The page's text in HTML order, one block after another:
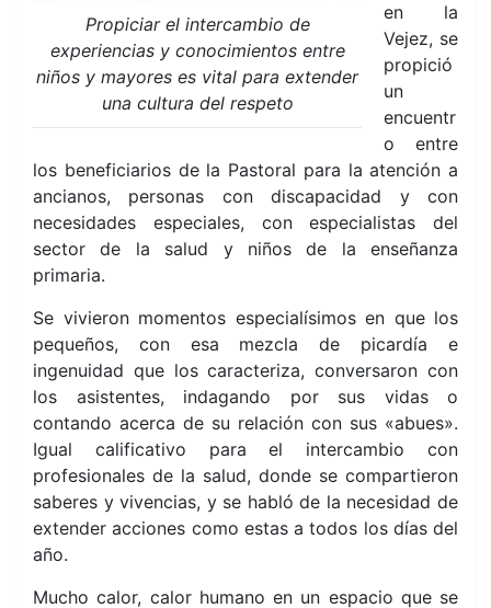
Propiciar el intercambio de
experiencias y conocimientos entre
niños y mayores es vital para extender
una cultura del respeto
en la
Vejez, se
propició
un
encuentr
o entre
los beneficiarios de la Pastoral para la atención a
ancianos, personas con discapacidad y con
necesidades especiales, con especialistas del
sector de la salud y niños de la enseñanza
primaria.
Se vivieron momentos especialísimos en que los
pequeños, con esa mezcla de picardía e
ingenuidad que los caracteriza, conversaron con
los asistentes, indagando por sus vidas o
contando acerca de su relación con sus «abues».
Igual calificativo para el intercambio con
profesionales de la salud, donde se compartieron
saberes y vivencias, y se habló de la necesidad de
extender acciones como estas a todos los días del
año.
Mucho calor, calor humano en un espacio que se